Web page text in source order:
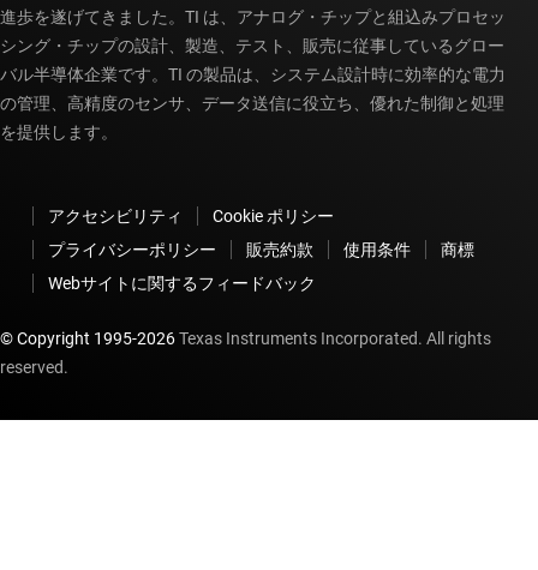
進歩を遂げてきました。TI は、アナログ・チップと組込みプロセッ
シング・チップの設計、製造、テスト、販売に従事しているグロー
バル半導体企業です。TI の製品は、システム設計時に効率的な電力
の管理、高精度のセンサ、データ送信に役立ち、優れた制御と処理
を提供します。
アクセシビリティ
Cookie ポリシー
プライバシーポリシー
販売約款 使用条件
商標
Webサイトに関するフィードバック
© Copyright 1995-2026Texas Instruments Incorporated. All rights
reserved.